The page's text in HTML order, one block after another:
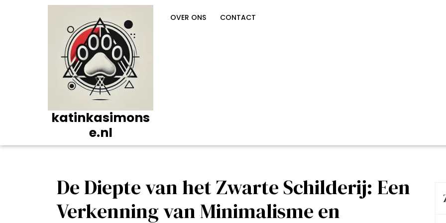
katinkasimons
e.nl
OVER ONS CONTACT
De Diepte van het Zwarte Schilderij: Een
Verkenning van Minimalisme en